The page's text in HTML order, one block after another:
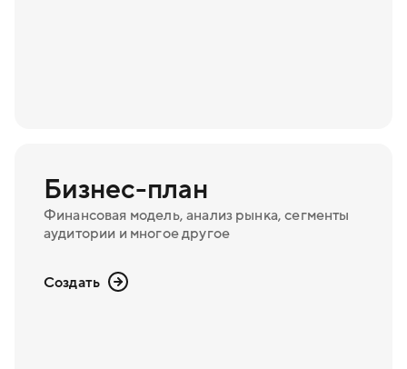
Бизнес-план
Финансовая модель, анализ рынка, сегменты
аудитории и многое другое
Создать